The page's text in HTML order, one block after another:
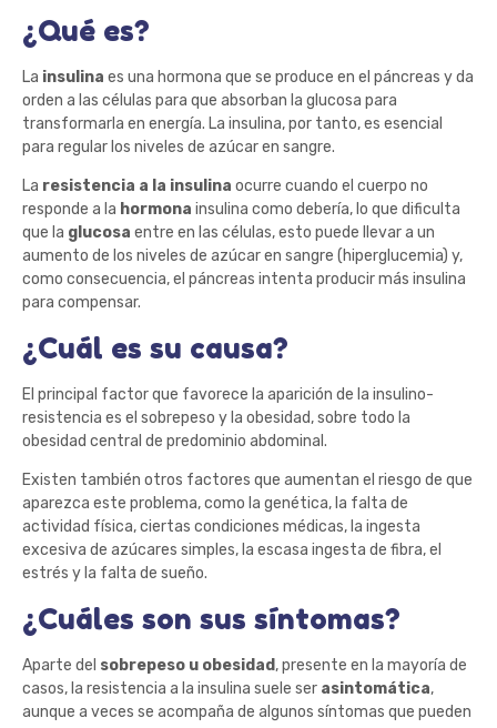
¿Qué es?
La insulina es una hormona que se produce en el páncreas y da
orden a las células para que absorban la glucosa para
transformarla en energía. La insulina, por tanto, es esencial
para regular los niveles de azúcar en sangre.
La resistencia a la insulina ocurre cuando el cuerpo no
responde a la hormona insulina como debería, lo que dificulta
que la glucosa entre en las células, esto puede llevar a un
aumento de los niveles de azúcar en sangre (hiperglucemia) y,
como consecuencia, el páncreas intenta producir más insulina
para compensar.
¿Cuál es su causa?
El principal factor que favorece la aparición de la insulino-
resistencia es el sobrepeso y la obesidad, sobre todo la
obesidad central de predominio abdominal.
Existen también otros factores que aumentan el riesgo de que
aparezca este problema, como la genética, la falta de
actividad física, ciertas condiciones médicas, la ingesta
excesiva de azúcares simples, la escasa ingesta de fibra, el
estrés y la falta de sueño.
¿Cuáles son sus síntomas?
Aparte del sobrepeso u obesidad , presente en la mayoría de
casos, la resistencia a la insulina suele ser asintomática,
aunque a veces se acompaña de algunos síntomas que pueden